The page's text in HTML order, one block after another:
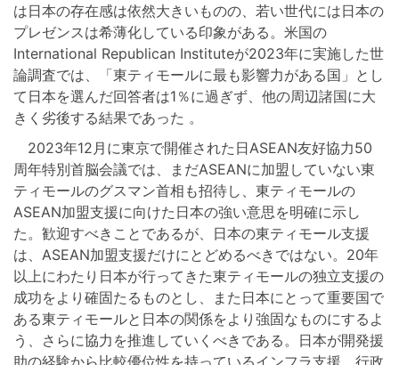
は日本の存在感は依然大きいものの、若い世代には日本の
プレゼンスは希薄化している印象がある。米国の
International Republican Instituteが2023年に実施した世
論調査では、「東ティモールに最も影響力がある国」とし
て日本を選んだ回答者は1％に過ぎず、他の周辺諸国に大
きく劣後する結果であった 。
2023年12月に東京で開催された日ASEAN友好協力50
周年特別首脳会議では、まだASEANに加盟していない東
ティモールのグスマン首相も招待し、東ティモールの
ASEAN加盟支援に向けた日本の強い意思を明確に示し
た。歓迎すべきことであるが、日本の東ティモール支援
は、ASEAN加盟支援だけにとどめるべきではない。20年
以上にわたり日本が行ってきた東ティモールの独立支援の
成功をより確固たるものとし、また日本にとって重要国で
ある東ティモールと日本の関係をより強固なものにするよ
う、さらに協力を推進していくべきである。日本が開発援